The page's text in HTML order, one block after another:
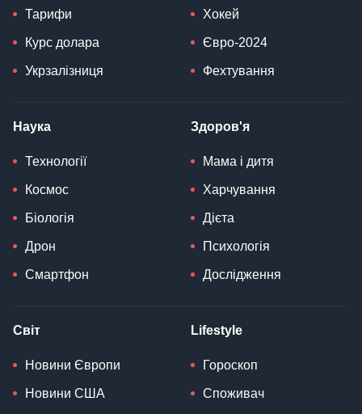
Тарифи
Курс долара
Укрзалізниця
Хокей
Євро-2024
Фехтування
Наука
Технології
Космос
Біологія
Дрон
Смартфон
Здоров'я
Мама і дитя
Харчування
Дієта
Психологія
Дослідження
Світ
Новини Європи
Новини США
Lifestyle
Гороскоп
Споживач